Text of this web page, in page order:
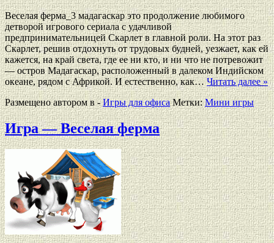
Веселая ферма_3 мадагаскар это продолжение любимого
детворой игрового сериала с удачливой
предпринимательницей Скарлет в главной роли. На этот раз
Скарлет, решив отдохнуть от трудовых будней, уезжает, как ей
кажется, на край света, где ее ни кто, и ни что не потревожит
— остров Мадагаскар, расположенный в далеком Индийском
океане, рядом с Африкой. И естественно, как…Читать далее »
Размещено автором в -Игры для офиса Метки:Мини игры
Игра — Веселая ферма